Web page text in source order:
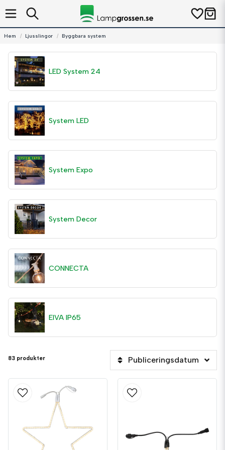
Hem Ljusslingor Byggbara system
LED System 24
System LED
System Expo
System Decor
CONNECTA
EIVA IP65
83 produkter Publiceringsdatum